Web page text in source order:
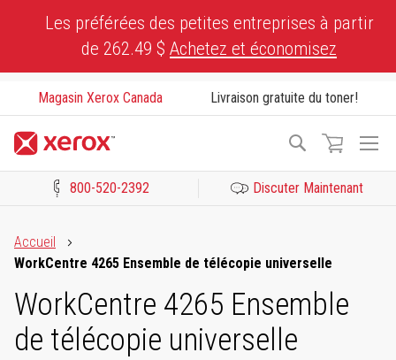
Les préférées des petites entreprises à partir
de 262.49 $ Achetez et économisez
Magasin Xerox Canada Livraison gratuite du toner!
Recherche
800-520-2392 Discuter Maintenant
Accueil
WorkCentre 4265 Ensemble de télécopie universelle
WorkCentre 4265 Ensemble
de télécopie universelle